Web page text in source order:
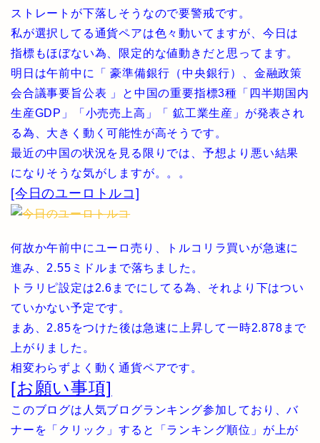
ストレートが下落しそうなので要警戒です。
私が選択してる通貨ペアは色々動いてますが、今日は
指標もほぼない為、限定的な値動きだと思ってます。
明日は午前中に「 豪準備銀行（中央銀行）、金融政策
会合議事要旨公表 」と中国の重要指標3種「四半期国内
生産GDP」「小売売上高」「 鉱工業生産」が発表され
る為、大きく動く可能性が高そうです。
最近の中国の状況を見る限りでは、予想より悪い結果
になりそうな気がしますが。。。
[今日のユーロトルコ]
何故か午前中にユーロ売り、トルコリラ買いが急速に
進み、2.55ミドルまで落ちました。
トラリピ設定は2.6までにしてる為、それより下はつい
ていかない予定です。
まあ、2.85をつけた後は急速に上昇して一時2.878まで
上がりました。
相変わらずよく動く通貨ペアです。
[お願い事項]
このブログは人気ブログランキング参加しており、バ
ナーを「クリック」すると「ランキング順位」が上が